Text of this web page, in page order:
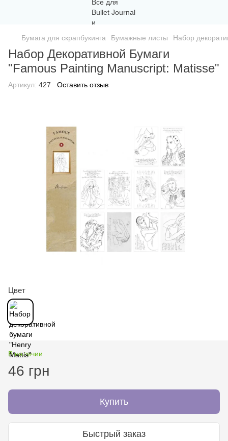
Бумага для скрапбукинга Бумажные листы Набор
Набор Декоративной Бумаги
"Famous Painting Manuscript: Matisse"
Артикул: 427 Оставить отзыв
Цвет
В наличии
46 грн
Купить
Быстрый заказ